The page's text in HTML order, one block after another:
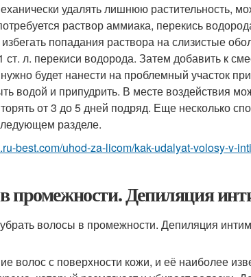
удалять лишнюю растительность,
раствор аммиака, перекись
попадания раствора на слизистые
л. перекиси водорода. Затем добавить к
будет нанести на проблемный участок
водой и припудрить. В месте воздействия
от 3 до 5 дней подряд. Еще несколько
разделе.
best.com/uhod-za-licom/kak-udalyat-volosy-v-
промежности. Депиляция
волос с поверхности кожи, и её наиболее